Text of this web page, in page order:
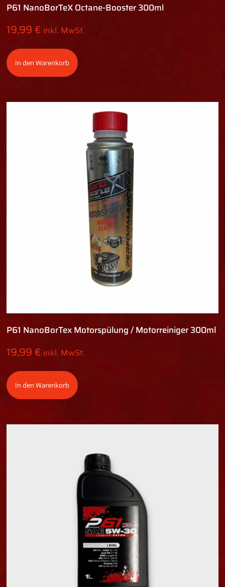
P61 NanoBorTeX Octane-Booster 300ml
19,99€ inkl. MwSt.
In den Warenkorb
P61 NanoBorTex Motorspülung / Motorreiniger 300ml
19,99€ inkl. MwSt.
In den Warenkorb